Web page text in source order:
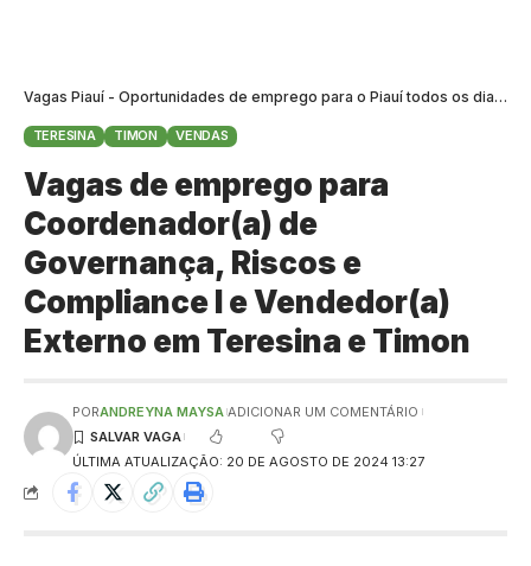
Vagas Piauí - Oportunidades de emprego para o Piauí todos os dias>
TERESINA TIMON VENDAS
Vagas de emprego para
Coordenador(a) de
Governança, Riscos e
Compliance I e Vendedor(a)
Externo em Teresina e Timon
ÚLTIMA ATUALIZAÇÃO: 20 DE AGOSTO DE 2024 13:27
PORANDREYNA MAYSA ADICIONAR UM COMENTÁRIO